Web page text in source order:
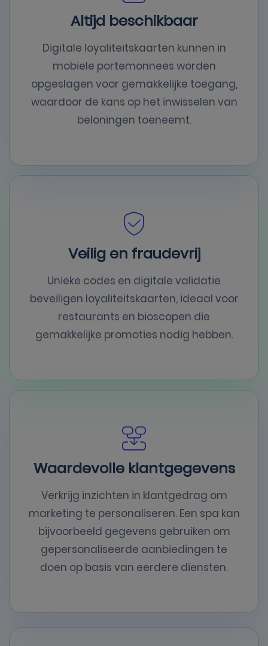
Altijd beschikbaar
Digitale loyaliteitskaarten kunnen in
mobiele portemonnees worden
opgeslagen voor gemakkelijke toegang,
waardoor de kans op het inwisselen van
beloningen toeneemt.
Veilig en fraudevrij
Unieke codes en digitale validatie
beveiligen loyaliteitskaarten, ideaal voor
restaurants en bioscopen die
gemakkelijke promoties nodig hebben.
Waardevolle klantgegevens
Verkrijg inzichten in klantgedrag om
marketing te personaliseren. Een spa kan
bijvoorbeeld gegevens gebruiken om
gepersonaliseerde aanbiedingen te
doen op basis van eerdere diensten.